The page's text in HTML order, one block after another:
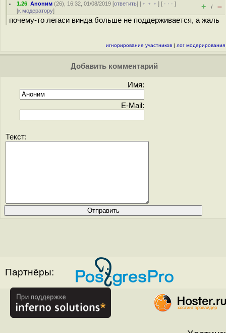
1.26 ,Аноним (26), 16:32, 01/08/2019 [ответить] [ ﹢﹢﹢] [ · · ·]
[к модератору] + / –
почему-то легаси винда больше не поддерживается, а жаль
игнорирование участников | лог модерирования
Добавить комментарий
Имя:
E-Mail:
Текст:
Партнёры: